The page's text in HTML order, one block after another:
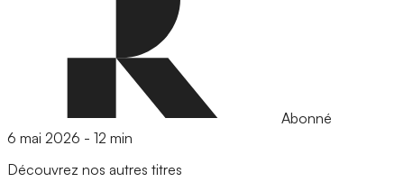
Abonné
6 mai 2026 - 12 min
Découvrez nos autres titres